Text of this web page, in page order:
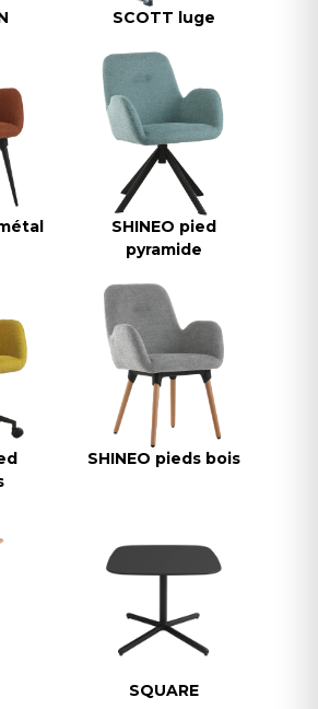
SCOTT luge
SHINEO pied
pyramide
SHINEO pieds bois
SQUARE